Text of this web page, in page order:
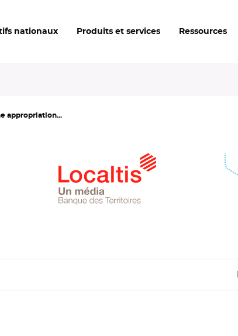
nationaux Produits et services Ressources
appropriation...